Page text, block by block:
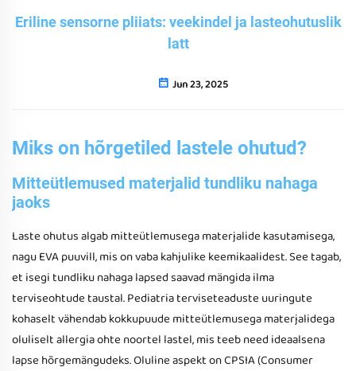
Eriline sensorne pliiats: veekindel ja lasteohutuslik
latt
Jun 23, 2025
Miks on hõrgetiled lastele ohutud?
Mitteütlemused materjalid tundliku nahaga
jaoks
Laste ohutus algab mitteütlemusega materjalide kasutamisega,
nagu EVA puuvill, mis on vaba kahjulike keemikaalidest. See tagab,
et isegi tundliku nahaga lapsed saavad mängida ilma
terviseohtude taustal. Pediatria terviseteaduste uuringute
kohaselt vähendab kokkupuude mitteütlemusega materjalidega
oluliselt allergia ohte noortel lastel, mis teeb need ideaalsena
lapse hõrgemängudeks. Oluline aspekt on CPSIA (Consumer